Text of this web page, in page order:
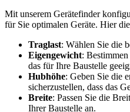
Mit unserem Gerätefinder
für Sie optimalen Geräte. Hier
Traglast: Wählen Sie die
Eigengewicht:
das für Ihre Baustelle
Hubhöhe: Geben Sie die
sicherzustellen, dass das
Breite: Passen Sie die
Ihrer Baustelle an.